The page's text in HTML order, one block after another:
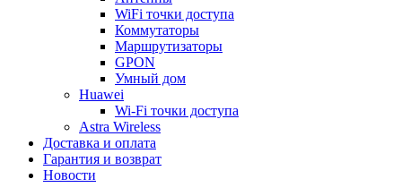
WiFi точки доступа
Коммутаторы
Маршрутизаторы
GPON
Умный дом
Huawei
Wi-Fi точки доступа
Astra Wireless
Доставка и оплата
Гарантия и возврат
Новости